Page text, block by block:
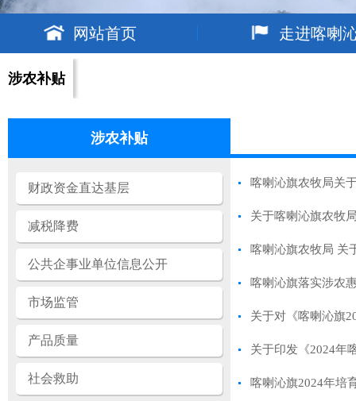
网站首页 走进喀喇
涉农补贴
涉农补贴
财政资金直达基层
减税降费
公共企事业单位信息公开
市场监管
产品质量
社会救助
喀喇沁旗农牧局关
关于喀喇沁旗农牧
喀喇沁旗农牧局 关
喀喇沁旗落实涉农
关于对《喀喇沁旗
关于印发《2024年
喀喇沁旗2024年培